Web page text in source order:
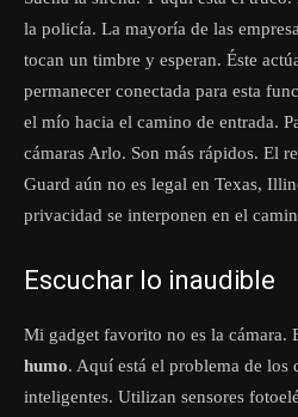
la policía. La mayoría de las
tocan un timbre y esperan. Éste
permanecer conectada para esta
el mío hacia el camino de entrada.
cámaras Arlo. Son más rápidos. El
Guard aún no es legal en Texas,
privacidad se interponen en el
Escuchar lo inaudible
Mi gadget favorito no es la cámara.
humo. Aquí está el problema de los
inteligentes. Utilizan sensores